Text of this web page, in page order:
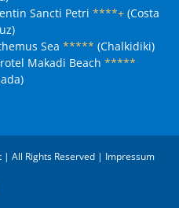
Sancti Petri ****+(Costa
Sea ***** (Chalkidiki)
Makadi Beach *****
All Rights Reserved | Impressum